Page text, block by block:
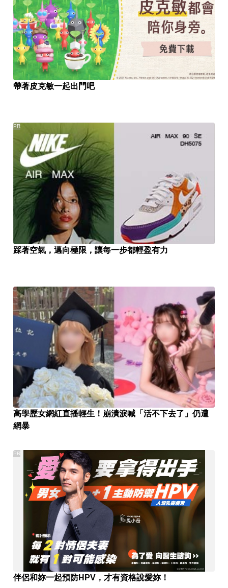
帶著皮克敏一起出門吧
踩著空氣，邁向極限，讓每一步都輕盈有力
PR
高學歷女網紅直播輕生！崩潰淚喊「活不下去了」仍遭
網暴
伴侶和妳一起預防HPV，才有資格說愛妳！
PR